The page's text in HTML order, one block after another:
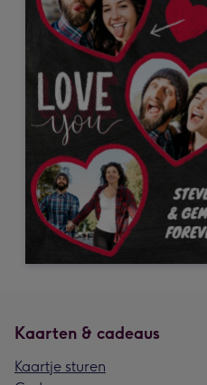
Kaarten & cadeaus
Kaartje sturen